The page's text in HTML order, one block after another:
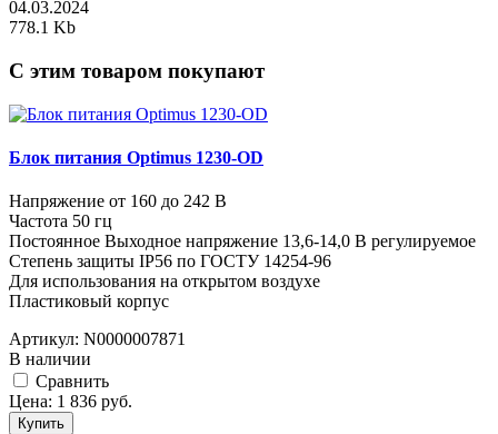
04.03.2024
778.1 Kb
C этим товаром покупают
Блок питания Optimus 1230-OD
Напряжение от 160 до 242 В
Частота 50 гц
Постоянное Выходное напряжение 13,6-14,0 В регулируемое
Степень защиты IP56 по ГОСТУ 14254-96
Для использования на открытом воздухе
Пластиковый корпус
Артикул: N0000007871
В наличии
Cравнить
Цена: 1 836 руб.
Купить